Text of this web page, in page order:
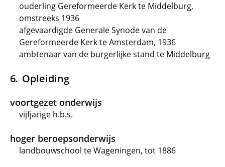
ouderling Gereformeerde Kerk te Middelburg,
omstreeks 1936
afgevaardigde Generale Synode van de
Gereformeerde Kerk te Amsterdam, 1936
ambtenaar van de burgerlijke stand te Middelburg
Opleiding
voortgezet onderwijs
vijfjarige h.b.s.
hoger beroepsonderwijs
landbouwschool te Wageningen, tot 1886